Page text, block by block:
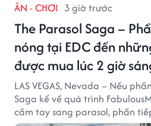
ĂN - CHƠI 3 giờ trước
The Parasol Saga –
nóng tại EDC đến
được mua lúc 2 giờ
LAS VEGAS, Nevada – Nếu
Saga kể về quá trình
cầm tay sang parasol, phần